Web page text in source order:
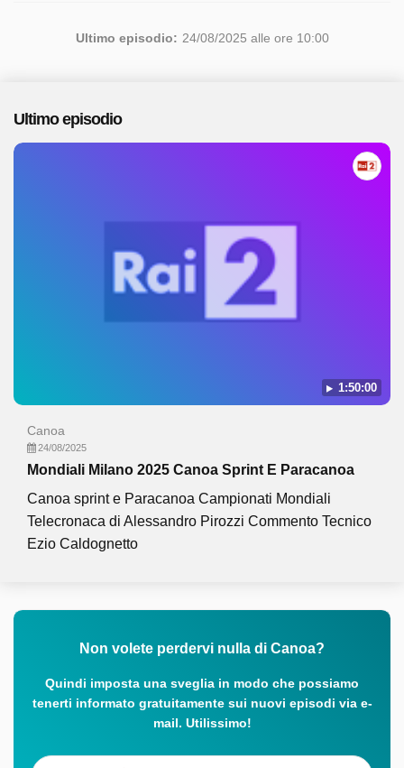
Ultimo episodio: 24/08/2025 alle ore 10:00
Ultimo episodio
1:50:00
Canoa
24/08/2025
Mondiali Milano 2025 Canoa Sprint E Paracanoa
Canoa sprint e Paracanoa Campionati Mondiali
Telecronaca di Alessandro Pirozzi Commento Tecnico
Ezio Caldognetto
Non volete perdervi nulla di Canoa?
Quindi imposta una sveglia in modo che possiamo
tenerti informato gratuitamente sui nuovi episodi via e-
mail. Utilissimo!